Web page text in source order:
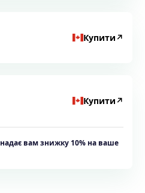
Купити ↗
Купити ↗
надає вам знижку 10% на ваше